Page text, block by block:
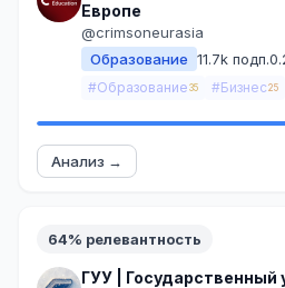
Европе
@crimsoneurasia
Образование 11.7k подп.
#Образование 35 #Бизнес 25
Анализ →
64% релевантность
ГУУ | Государственный